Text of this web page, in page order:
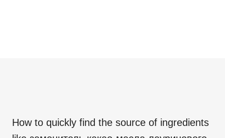
How to quickly find the source of ingredients